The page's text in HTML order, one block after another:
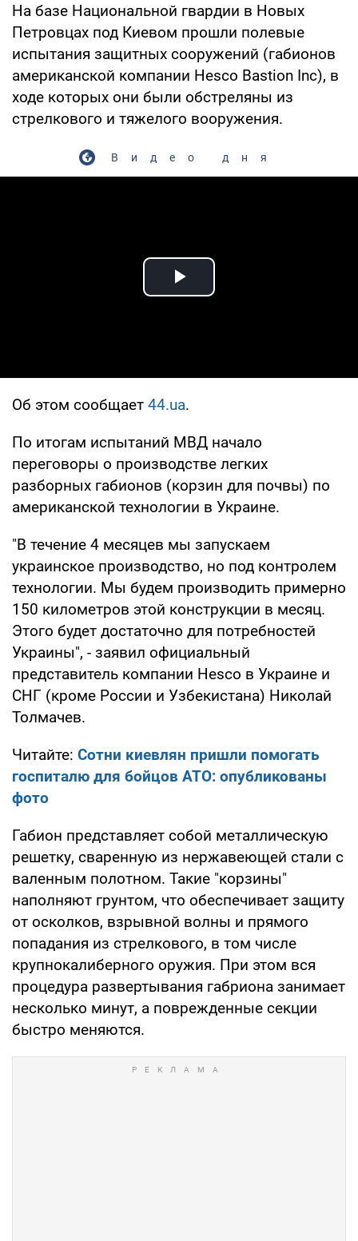
На базе Национальной гвардии в Новых
Петровцах под Киевом прошли полевые
испытания защитных сооружений (габионов
американской компании Hesco Bastion Inc), в
ходе которых они были обстреляны из
стрелкового и тяжелого вооружения.
Видео дня
Play Video
Об этом сообщает 44.ua.
По итогам испытаний МВД начало
переговоры о производстве легких
разборных габионов (корзин для почвы) по
американской технологии в Украине.
"В течение 4 месяцев мы запускаем
украинское производство, но под контролем
технологии. Мы будем производить примерно
150 километров этой конструкции в месяц.
Этого будет достаточно для потребностей
Украины", - заявил официальный
представитель компании Hesco в Украине и
СНГ (кроме России и Узбекистана) Николай
Толмачев.
Читайте: Сотни киевлян пришли помогать
госпиталю для бойцов АТО: опубликованы
фото
Габион представляет собой металлическую
решетку, сваренную из нержавеющей стали с
валенным полотном. Такие "корзины"
наполняют грунтом, что обеспечивает защиту
от осколков, взрывной волны и прямого
попадания из стрелкового, в том числе
крупнокалиберного оружия. При этом вся
процедура развертывания габриона занимает
несколько минут, а поврежденные секции
быстро меняются.